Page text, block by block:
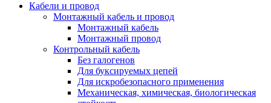
Кабели и провод
Монтажный кабель и провод
Монтажный кабель
Монтажный провод
Контрольный кабель
Без галогенов
Для буксируемых цепей
Для искробезопасного применения
Механическая, химическая, биологическая